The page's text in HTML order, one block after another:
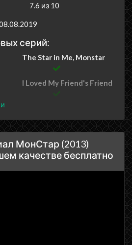
7.6 из 10
серий:
The Star in Me, Monstar
I Loved My Friend's Friend
Bad at This
If You Want Help It Will
Come
МонСтар (2013)
качестве бесплатно